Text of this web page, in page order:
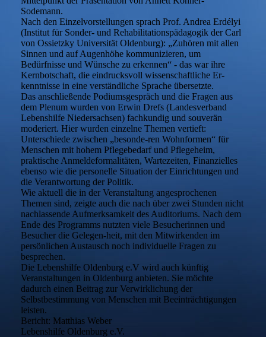
Sodemann.
Nach den Einzelvorstellungen sprach Prof. Andrea Erdélyi
(Institut für Sonder- und Rehabilitationspädagogik der Carl
von Ossietzky Universität Oldenburg): „Zuhören mit allen
Sinnen und auf Augenhöhe kommunizieren, um
Bedürfnisse und Wünsche zu erkennen“ - das war ihre
Kernbotschaft, die eindrucksvoll wissenschaftliche Er-
kenntnisse in eine verständliche Sprache übersetzte.
Das anschließende Podiumsgespräch und die Fragen aus
dem Plenum wurden von Erwin Drefs (Landesverband
Lebenshilfe Niedersachsen) fachkundig und souverän
moderiert. Hier wurden einzelne Themen vertieft:
Unterschiede zwischen „besonde-ren Wohnformen“ für
Menschen mit hohem Pflegebedarf und Pflegeheim,
praktische Anmeldeformalitäten, Wartezeiten, Finanzielles
ebenso wie die personelle Situation der Einrichtungen und
die Verantwortung der Politik.
Wie aktuell die in der Veranstaltung angesprochenen
Themen sind, zeigte auch die nach über zwei Stunden nicht
nachlassende Aufmerksamkeit des Auditoriums. Nach dem
Ende des Programms nutzten viele Besucherinnen und
Besucher die Gelegen-heit, mit den Mitwirkenden im
persönlichen Austausch noch individuelle Fragen zu
besprechen.
Die Lebenshilfe Oldenburg e.V wird auch künftig
Veranstaltungen in Oldenburg anbieten. Sie möchte
dadurch einen Beitrag zur Verwirklichung der
Selbstbestimmung von Menschen mit Beeinträchtigungen
leisten.
Bericht: Matthias Weber
Lebenshilfe Oldenburg e.V.